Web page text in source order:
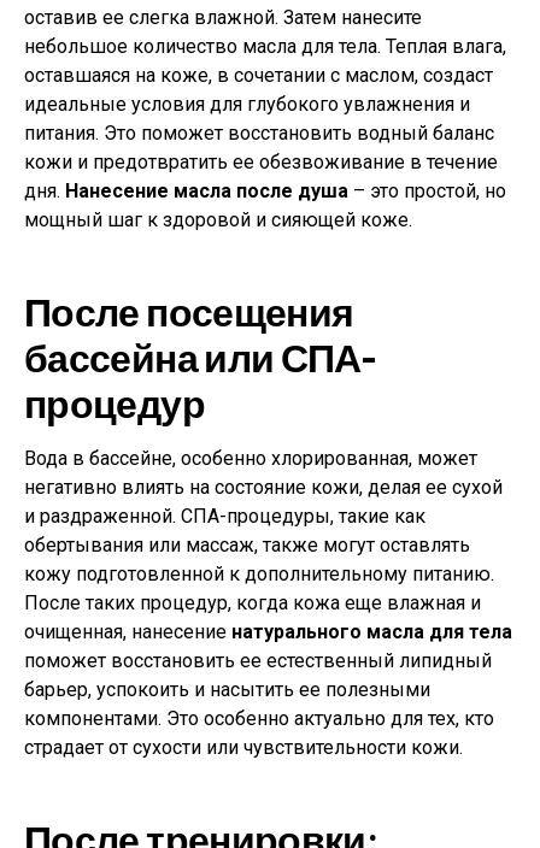
оставив ее слегка влажной. Затем нанесите
небольшое количество масла для тела. Теплая влага,
оставшаяся на коже, в сочетании с маслом, создаст
идеальные условия для глубокого увлажнения и
питания. Это поможет восстановить водный баланс
кожи и предотвратить ее обезвоживание в течение
дня. Нанесение масла после душа – это простой, но
мощный шаг к здоровой и сияющей коже.
После посещения
бассейна или СПА-
процедур
Вода в бассейне, особенно хлорированная, может
негативно влиять на состояние кожи, делая ее сухой
и раздраженной. СПА-процедуры, такие как
обертывания или массаж, также могут оставлять
кожу подготовленной к дополнительному питанию.
После таких процедур, когда кожа еще влажная и
очищенная, нанесение натурального масла для тела
поможет восстановить ее естественный липидный
барьер, успокоить и насытить ее полезными
компонентами. Это особенно актуально для тех, кто
страдает от сухости или чувствительности кожи.
После тренировки: